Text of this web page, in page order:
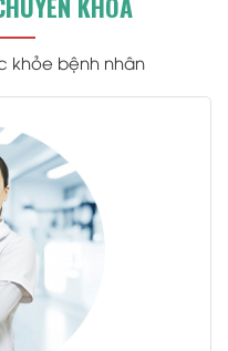
khỏe bệnh nhân